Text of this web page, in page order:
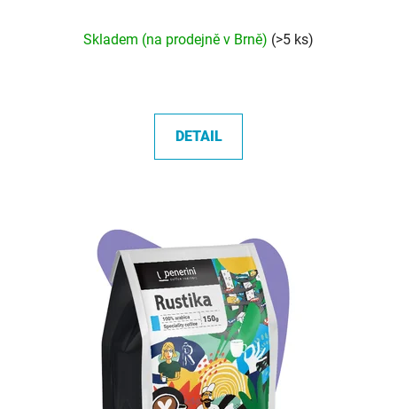
Skladem (na prodejně v Brně) (>5 ks)
DETAIL